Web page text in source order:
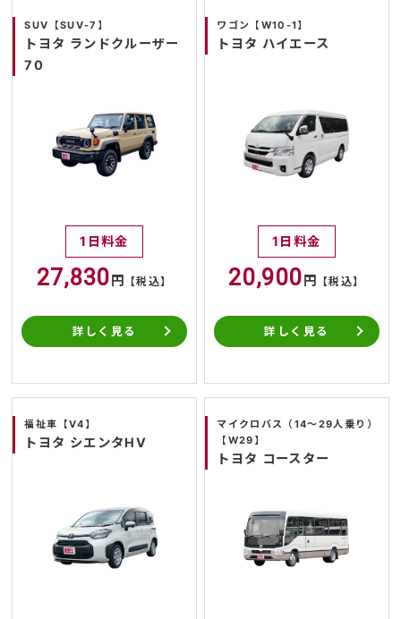
SUV【SUV-7】
トヨタ ランドクルーザー
70
1日料金
27,830 円 【税込】
詳しく見る
ワゴン【W10-1】
トヨタ ハイエース
1日料金
20,900 円 【税込】
詳しく見る
福祉車【V4】
トヨタ シエンタHV
マイクロバス（14～29人乗り）
【W29】
トヨタ コースター